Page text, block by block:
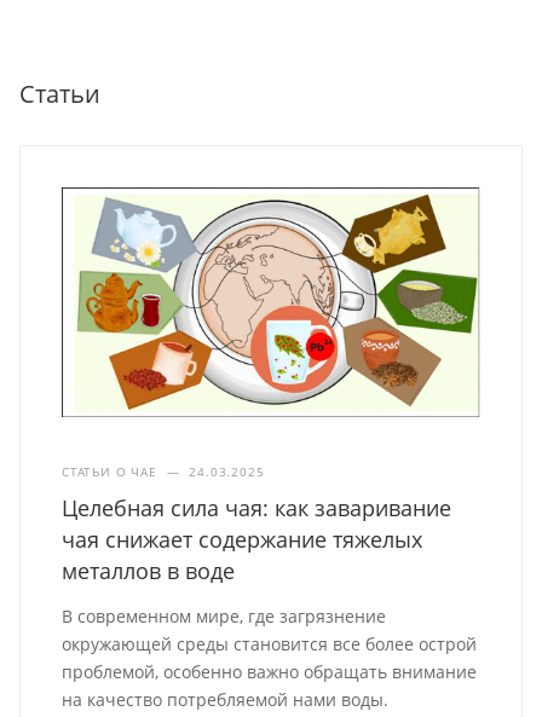
Статьи
СТАТЬИ О ЧАЕ — 24.03.2025
Целебная сила чая: как заваривание
чая снижает содержание тяжелых
металлов в воде
В современном мире, где загрязнение
окружающей среды становится все более острой
проблемой, особенно важно обращать внимание
на качество потребляемой нами воды.